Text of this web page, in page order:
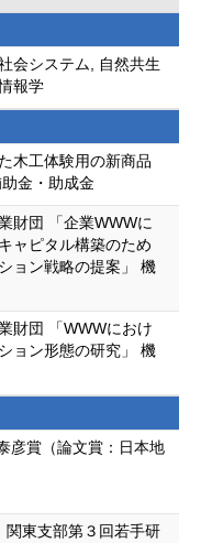
会システム, 自然共生
報学
木工体験用の新商品
金・助成金
財団 「企業WWWに
ャピタル構築のため
ョン戦略の提案」 機
財団 「WWWにおけ
ョン形態の研究」 機
彦賞（論文賞：日本地
東支部第３回若手研